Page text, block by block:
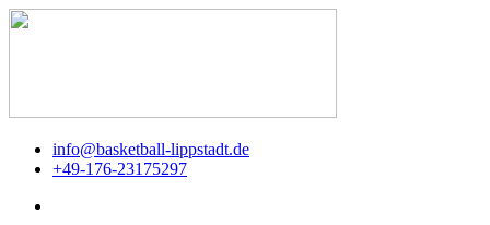
info@basketball-lippstadt.de
+49-176-23175297